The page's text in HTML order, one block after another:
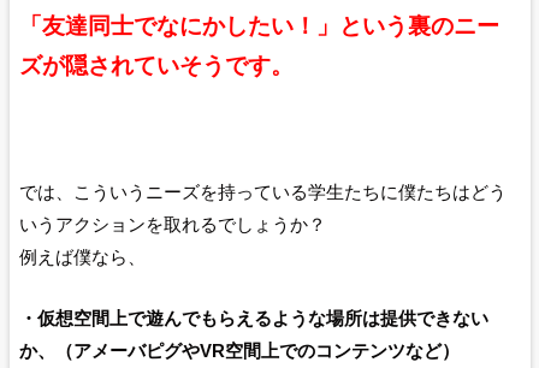
「友達同士でなにかしたい！」という裏のニー
ズが隠されていそうです。
では、こういうニーズを持っている学生たちに僕たちはどう
いうアクションを取れるでしょうか？
例えば僕なら、
・仮想空間上で遊んでもらえるような場所は提供できない
か、（アメーバピグやVR空間上でのコンテンツなど）